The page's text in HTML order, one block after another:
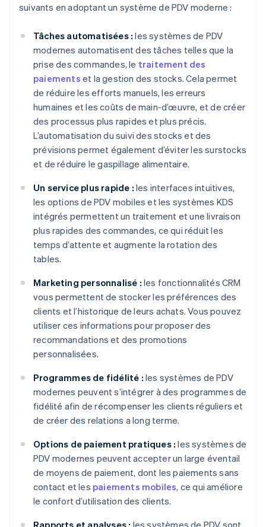
suivants en adoptant un système de PDV moderne :
Tâches automatisées : les systèmes de PDV
modernes automatisent des tâches telles que la
prise des commandes, le traitement des
paiements et la gestion des stocks. Cela permet
de réduire les efforts manuels, les erreurs
humaines et les coûts de main-d’œuvre, et de créer
des processus plus rapides et plus précis.
L’automatisation du suivi des stocks et des
prévisions permet également d’éviter les surstocks
et de réduire le gaspillage alimentaire.
Un service plus rapide : les interfaces intuitives,
les options de PDV mobiles et les systèmes KDS
intégrés permettent un traitement et une livraison
plus rapides des commandes, ce qui réduit les
temps d’attente et augmente la rotation des
tables.
Marketing personnalisé : les fonctionnalités CRM
vous permettent de stocker les préférences des
clients et l’historique de leurs achats. Vous pouvez
utiliser ces informations pour proposer des
recommandations et des promotions
personnalisées.
Programmes de fidélité : les systèmes de PDV
modernes peuvent s’intégrer à des programmes de
fidélité afin de récompenser les clients réguliers et
de créer des relations a long terme.
Options de paiement pratiques : les systèmes de
PDV modernes peuvent accepter un large éventail
de moyens de paiement, dont les paiements sans
contact et les paiements mobiles, ce qui améliore
le confort d’utilisation des clients.